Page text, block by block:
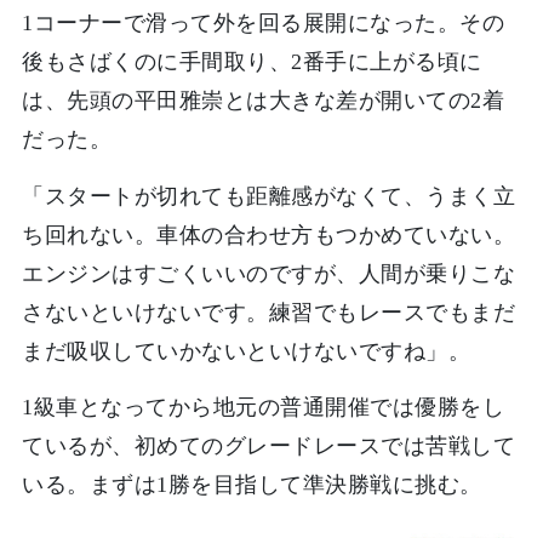
1コーナーで滑って外を回る展開になった。その
後もさばくのに手間取り、2番手に上がる頃に
は、先頭の平田雅崇とは大きな差が開いての2着
だった。
「スタートが切れても距離感がなくて、うまく立
ち回れない。車体の合わせ方もつかめていない。
エンジンはすごくいいのですが、人間が乗りこな
さないといけないです。練習でもレースでもまだ
まだ吸収していかないといけないですね」。
1級車となってから地元の普通開催では優勝をし
ているが、初めてのグレードレースでは苦戦して
いる。まずは1勝を目指して準決勝戦に挑む。